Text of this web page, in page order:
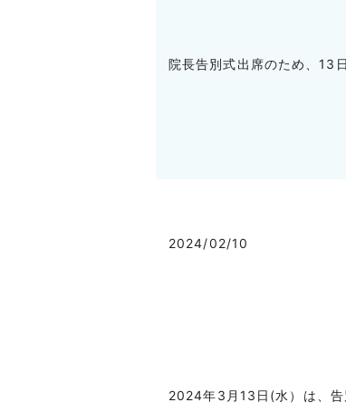
院長告別式出席のため、13
2024/02/10
2024年3月13日(水）は、告